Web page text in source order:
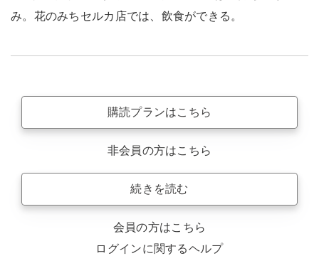
み。花のみちセルカ店では、飲食ができる。
購読プランはこちら
非会員の方はこちら
続きを読む
会員の方はこちら
ログインに関するヘルプ